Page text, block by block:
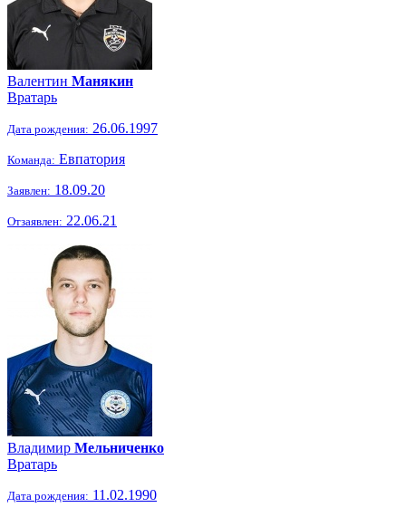
Валентин Манякин
Вратарь
Дата рождения: 26.06.1997
Команда: Евпатория
Заявлен: 18.09.20
Отзаявлен: 22.06.21
Владимир Мельниченко
Вратарь
Дата рождения: 11.02.1990